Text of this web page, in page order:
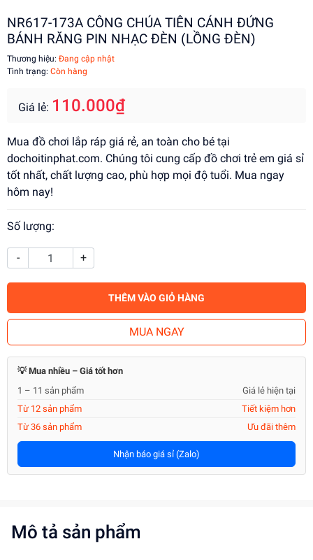
NR617-173A CÔNG CHÚA TIÊN CÁNH ĐỨNG
BÁNH RĂNG PIN NHẠC ĐÈN (LỒNG ĐÈN)
Thương hiệu: Đang cập nhật
Tình trạng: Còn hàng
Giá lẻ: 110.000₫
Mua đồ chơi lắp ráp giá rẻ, an toàn cho bé tại
dochoitinphat.com. Chúng tôi cung cấp đồ chơi trẻ em giá sỉ
tốt nhất, chất lượng cao, phù hợp mọi độ tuổi. Mua ngay
hôm nay!
Số lượng:
- +
THÊM VÀO GIỎ HÀNG
MUA NGAY
💡 Mua nhiều – Giá tốt hơn
1 – 11 sản phẩm
Giá lẻ hiện tại
Từ 12 sản phẩm
Tiết kiệm hơn
Từ 36 sản phẩm
Ưu đãi thêm
Nhận báo giá sỉ (Zalo)
Mô tả sản phẩm